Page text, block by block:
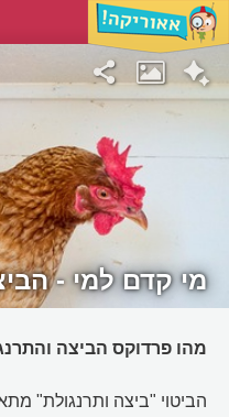
מי קדם למי -
מהו פרדוקס הביצה
הביטוי "ביצה ותרנגולת"